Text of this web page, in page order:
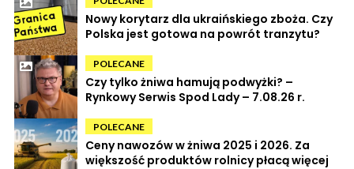
Nowy korytarz dla ukraińskiego zboża. Czy
Polska jest gotowa na powrót tranzytu?
POLECANE
Czy tylko żniwa hamują podwyżki? –
Rynkowy Serwis Spod Lady – 7.08.26 r.
POLECANE
Ceny nawozów w żniwa 2025 i 2026. Za
większość produktów rolnicy płacą więcej